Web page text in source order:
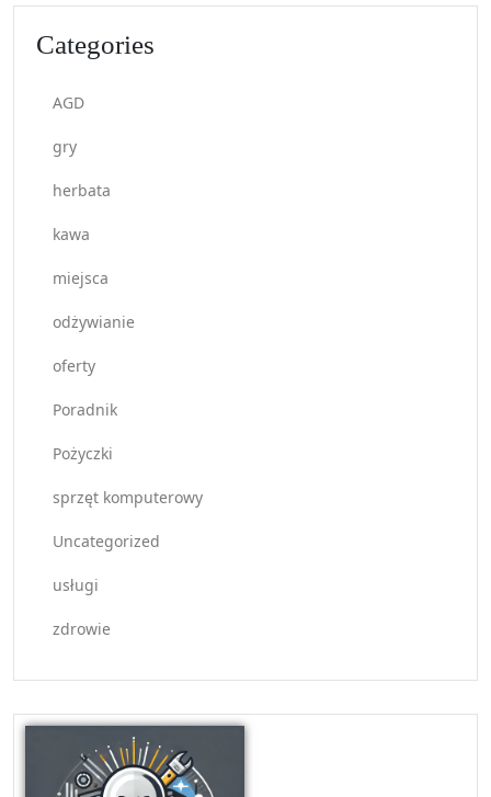
Categories
AGD
gry
herbata
kawa
miejsca
odżywianie
oferty
Poradnik
Pożyczki
sprzęt komputerowy
Uncategorized
usługi
zdrowie